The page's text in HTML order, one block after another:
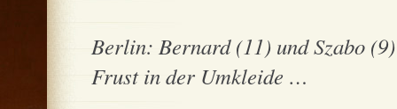
Berlin: Bernard (11) und Szabo
Frust in der Umkleide …